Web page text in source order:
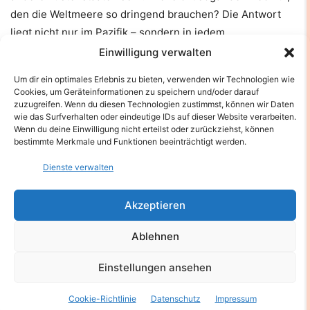
Einwilligung verwalten
Um dir ein optimales Erlebnis zu bieten, verwenden wir Technologien wie
Cookies, um Geräteinformationen zu speichern und/oder darauf
zuzugreifen. Wenn du diesen Technologien zustimmst, können wir Daten
wie das Surfverhalten oder eindeutige IDs auf dieser Website verarbeiten.
Wenn du deine Einwilligung nicht erteilst oder zurückziehst, können
bestimmte Merkmale und Funktionen beeinträchtigt werden.
Dienste verwalten
Akzeptieren
Ablehnen
Einstellungen ansehen
Cookie-Richtlinie Datenschutz Impressum
den die Weltmeere so dringend brauchen? Die Antwort
liegt nicht nur im Pazifik – sondern in jedem
Regierungssaal, jedem Fischerdorf und jedem
Denn eines ist sicher: Wer den Ozean schützt, schützt
letztlich auch sich selbst.